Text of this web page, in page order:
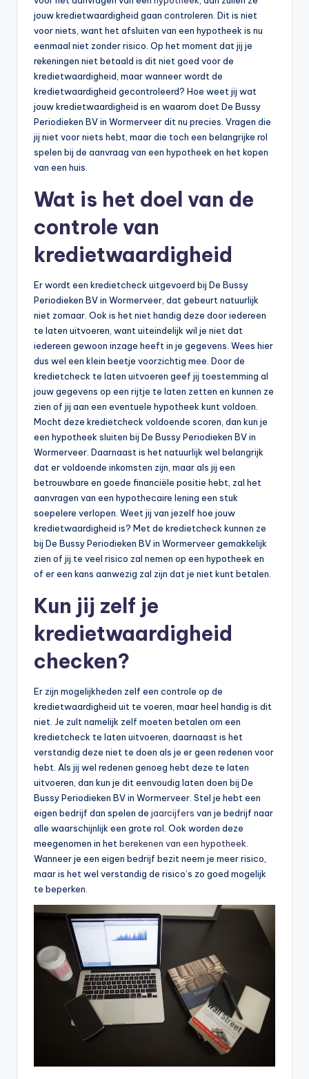
jouw kredietwaardigheid gaan controleren. Dit is niet
voor niets, want het afsluiten van een hypotheek is nu
eenmaal niet zonder risico. Op het moment dat jij je
rekeningen niet betaald is dit niet goed voor de
kredietwaardigheid, maar wanneer wordt de
kredietwaardigheid gecontroleerd? Hoe weet jij wat
jouw kredietwaardigheid is en waarom doet De Bussy
Periodieken BV in Wormerveer dit nu precies. Vragen die
jij niet voor niets hebt, maar die toch een belangrijke rol
spelen bij de aanvraag van een hypotheek en het kopen
van een huis.
Wat is het doel van de
controle van
kredietwaardigheid
Er wordt een kredietcheck uitgevoerd bij De Bussy
Periodieken BV in Wormerveer, dat gebeurt natuurlijk
niet zomaar. Ook is het niet handig deze door iedereen
te laten uitvoeren, want uiteindelijk wil je niet dat
iedereen gewoon inzage heeft in je gegevens. Wees hier
dus wel een klein beetje voorzichtig mee. Door de
kredietcheck te laten uitvoeren geef jij toestemming al
jouw gegevens op een rijtje te laten zetten en kunnen ze
zien of jij aan een eventuele hypotheek kunt voldoen.
Mocht deze kredietcheck voldoende scoren, dan kun je
een hypotheek sluiten bij De Bussy Periodieken BV in
Wormerveer. Daarnaast is het natuurlijk wel belangrijk
dat er voldoende inkomsten zijn, maar als jij een
betrouwbare en goede financiële positie hebt, zal het
aanvragen van een hypothecaire lening een stuk
soepelere verlopen. Weet jij van jezelf hoe jouw
kredietwaardigheid is? Met de kredietcheck kunnen ze
bij De Bussy Periodieken BV in Wormerveer gemakkelijk
zien of jij te veel risico zal nemen op een hypotheek en
of er een kans aanwezig zal zijn dat je niet kunt betalen.
Kun jij zelf je
kredietwaardigheid
checken?
Er zijn mogelijkheden zelf een controle op de
kredietwaardigheid uit te voeren, maar heel handig is dit
niet. Je zult namelijk zelf moeten betalen om een
kredietcheck te laten uitvoeren, daarnaast is het
verstandig deze niet te doen als je er geen redenen voor
hebt. Als jij wel redenen genoeg hebt deze te laten
uitvoeren, dan kun je dit eenvoudig laten doen bij De
Bussy Periodieken BV in Wormerveer. Stel je hebt een
eigen bedrijf dan spelen de jaarcijfers van je bedrijf naar
alle waarschijnlijk een grote rol. Ook worden deze
meegenomen in het berekenen van een hypotheek
Wanneer je een eigen bedrijf bezit neem je meer risico,
maar is het wel verstandig de risico’s zo goed mogelijk
te beperken.